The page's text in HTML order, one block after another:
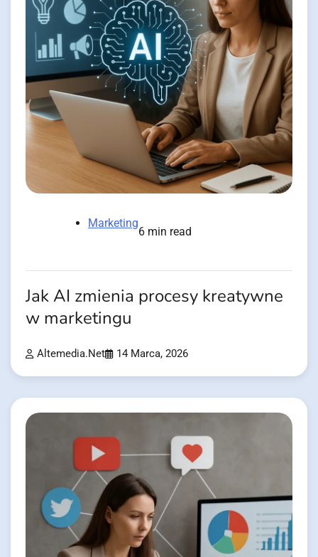
Marketing
6 min read
Jak AI zmienia procesy kreatywne
w marketingu
Altemedia.net 14 Marca, 2026